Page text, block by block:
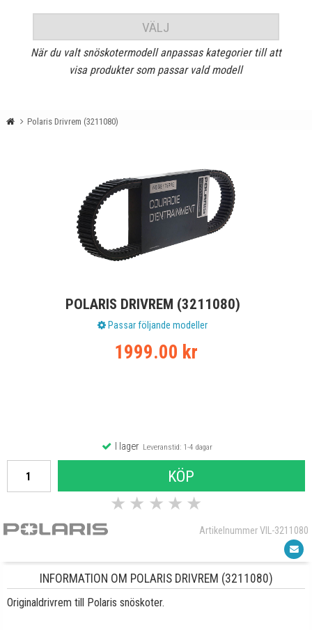
VÄLJ
När du valt snöskotermodell anpassas kategorier till att
visa produkter som passar vald modell
Polaris Drivrem (3211080)
POLARIS DRIVREM (3211080)
Passar följande modeller
1999.00 kr
I lagerLeveranstid: 1-4 dagar
KÖP
★ ★ ★ ★ ★
Artikelnummer VIL-3211080
INFORMATION OM POLARIS DRIVREM (3211080)
Originaldrivrem till Polaris snöskoter.